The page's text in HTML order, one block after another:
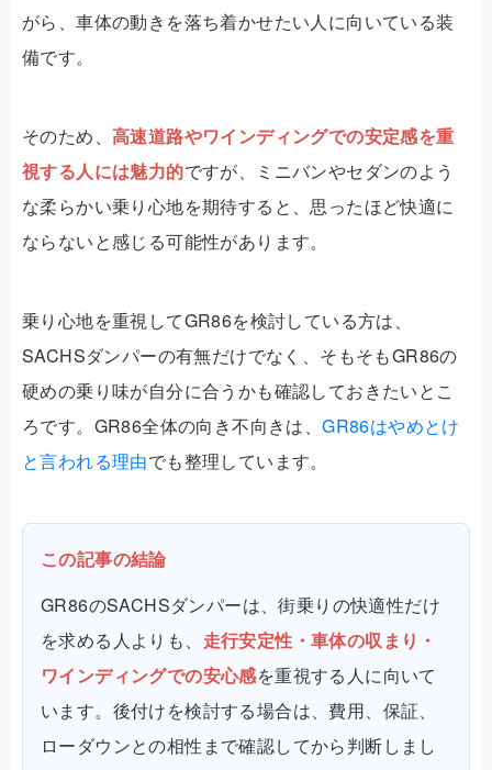
がら、車体の動きを落ち着かせたい人に向いている装
備です。
そのため、 高速道路やワインディングでの安定感を重
視する人には魅力的ですが、ミニバンやセダンのよう
な柔らかい乗り心地を期待すると、思ったほど快適に
ならないと感じる可能性があります。
乗り心地を重視してGR86を検討している方は、
SACHSダンパーの有無だけでなく、そもそもGR86の
硬めの乗り味が自分に合うかも確認しておきたいとこ
ろです。GR86全体の向き不向きは、GR86はやめとけ
と言われる理由でも整理しています。
この記事の結論
GR86のSACHSダンパーは、街乗りの快適性だけ
を求める人よりも、 走行安定性・車体の収まり・
ワインディングでの安心感を重視する人に向いて
います。後付けを検討する場合は、費用、保証、
ローダウンとの相性まで確認してから判断しまし